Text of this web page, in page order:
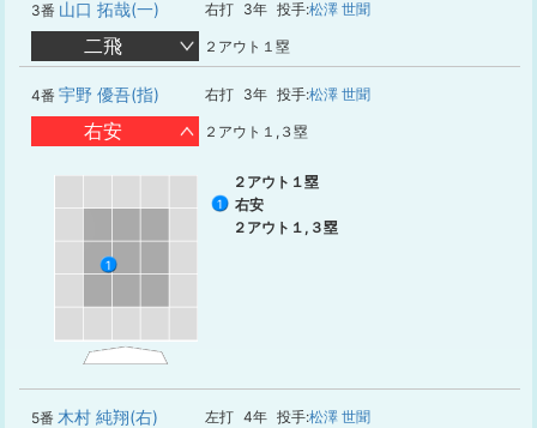
3番 山口 拓哉(一) 右打 3年 投手:松澤 世聞
二飛 ２アウト１塁
4番 宇野 優吾(指) 右打 3年 投手:松澤 世聞
右安 ２アウト１,３塁
1
２アウト１塁
1
右安
２アウト１,３塁
5番 木村 純翔(右) 左打 4年 投手:松澤 世聞